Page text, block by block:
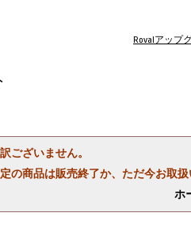
Rovalアップ
ございません。
の商品は販売終了か、ただ今お取扱
ホ